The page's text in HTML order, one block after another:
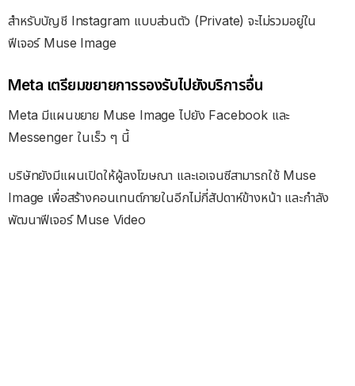
สำหรับบัญชี Instagram แบบส่วนตัว (Private) จะไม่รวมอยู่ใน
ฟีเจอร์ Muse Image
Meta เตรียมขยายการรองรับไปยังบริการอื่น
Meta มีแผนขยาย Muse Image ไปยัง Facebook และ
Messenger ในเร็ว ๆ นี้
บริษัทยังมีแผนเปิดให้ผู้ลงโฆษณา และเอเจนซีสามารถใช้ Muse
Image เพื่อสร้างคอนเทนต์ภายในอีกไม่กี่สัปดาห์ข้างหน้า และกำลัง
พัฒนาฟีเจอร์ Muse Video